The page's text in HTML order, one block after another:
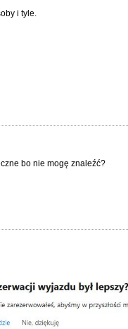
i tyle.
bo nie mogę znaleźć?